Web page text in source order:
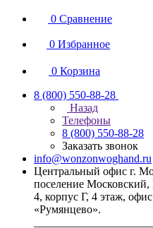
0 Сравнение
0 Избранное
0 Корзина
8 (800) 550-88-28
Назад
Телефоны
8 (800) 550-88-28
Заказать звонок
info@wonzonwoghand.ru
Центральный офис г.
поселение
4, корпус Г, 4 этаж,
«Румянцево».